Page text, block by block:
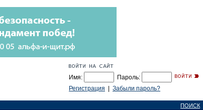
Имя:
Пароль:
Регистрация
Забыли пароль?
ПОИСК